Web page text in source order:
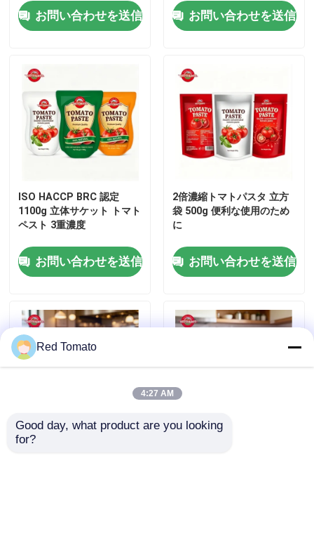
お問い合わせを送信 お問い合わせを送信
ISO HACCP BRC 認定
1100g 立体サケット トマト
ペスト 3重濃度
お問い合わせを送信
2倍濃縮トマトパスタ 立方
袋 500g 便利な使用のため
に
お問い合わせを送信
210g スタンドアップサケ
Red Tomato
4:27 AM
Good day, what product are you looking
for?